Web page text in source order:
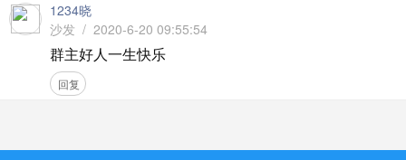
1234晓
沙发 / 2020-6-20 09:55:54
群主好人一生快乐
回复